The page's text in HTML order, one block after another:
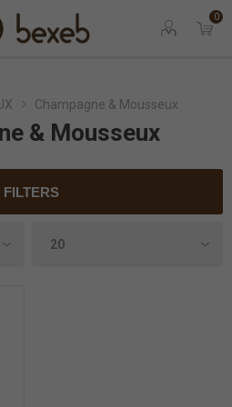
0
Champagne & Mousseux
& Mousseux
FILTERS